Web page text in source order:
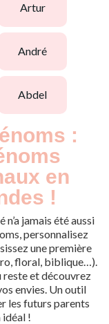
artur
andré
abdel
:
en
!
jamais été aussi
personnalisez
une première
floral, biblique…).
reste et découvrez
envies. Un outil
les futurs parents
idéal !